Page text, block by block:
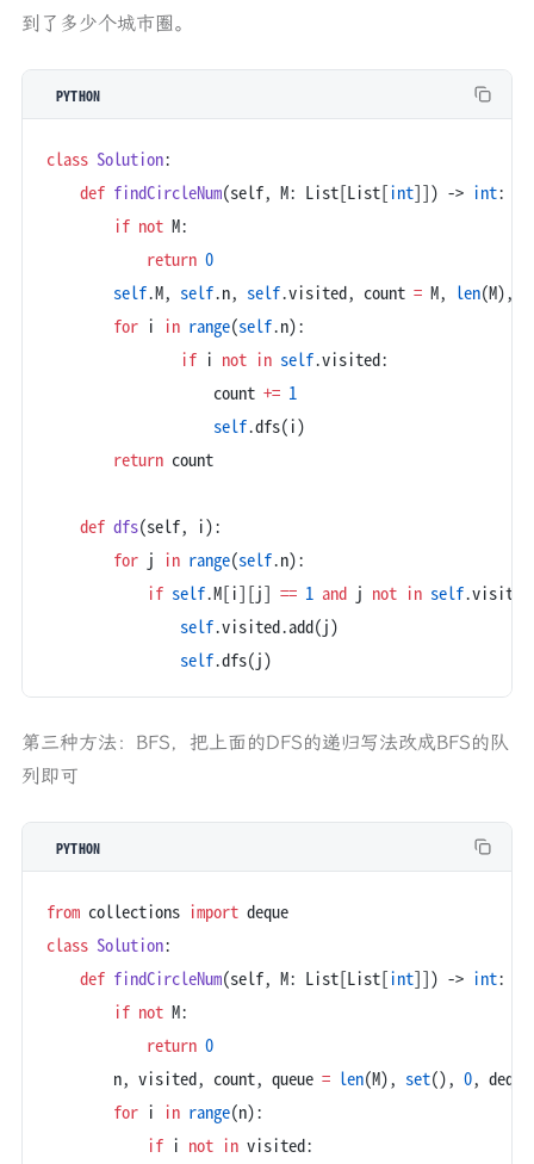
到了多少个城市圈。
PYTHON
class Solution:
    def
findCircleNum(self, M: List[List[int]]) -> int:
        if
not M:
            return
0
        self
.M, self.n, self.visited, count = M, len(M),
        for
i in range(self.n):
                if
i not in self.visited:
                    count
+= 1
                    self
.dfs(i)
        return
count
    def
dfs(self, i):
        for
j in range(self.n):
            if
self.M[i][j] == 1 and j not in self
                self
.visited.add(j)
                self
.dfs(j)
第三种方法：BFS，把上面的DFS的递归写法改成BFS的队
列即可
PYTHON
from collections import deque
class Solution:
    def
findCircleNum(self, M: List[List[int]]) -> int:
        if
not M:
            return
0
        n, visited, count, queue
= len(M), set(), 0,
        for
i in range(n):
            if
i not in visited: